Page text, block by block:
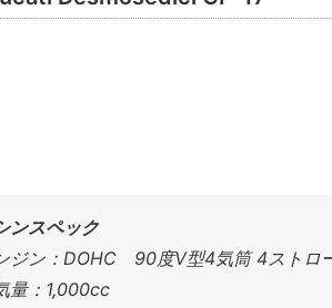
ンスペック
ジン：DOHC 90度V型4気筒 4ストロ
量：1,000cc